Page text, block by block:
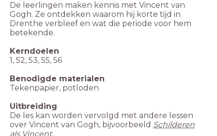
De leerlingen maken kennis met Vincent van
Gogh. Ze ontdekken waarom hij korte tijd in
Drenthe verbleef en wat die periode voor hem
betekende.
Tekenpapier, potloden
Uitbreiding
De les kan worden vervolgd met andere lessen
over Vincent van Gogh, bijvoorbeeld Schilderen
als Vincent.